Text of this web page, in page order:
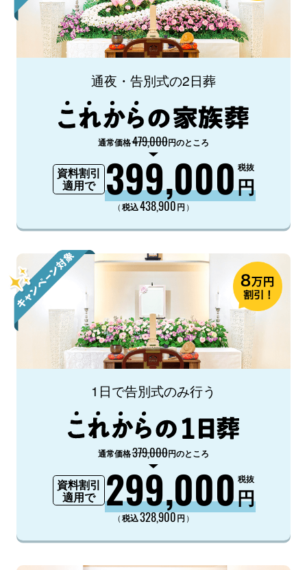
通夜・告別式の2日葬
通常価格479,000円のところ
資料割引
適用で
399,000円
税抜
（税込438,900円 ）
1日で告別式のみ行う
通常価格379,000円のところ
資料割引
適用で
299,000円
税抜
（税込328,900円 ）